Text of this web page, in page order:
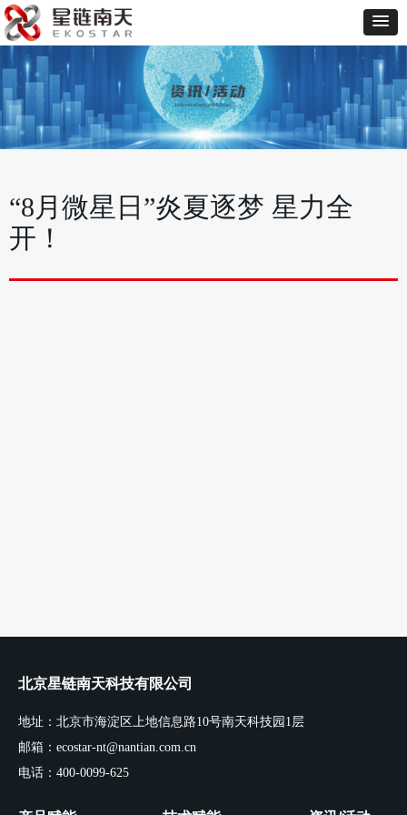
“8月微星日”炎夏逐梦 星力全
开！
北京星链南天科技有限公司
地址：北京市海淀区上地信息路10号南天科技园1层
邮箱：ecostar-nt@nantian.com.cn
电话：400-0099-625